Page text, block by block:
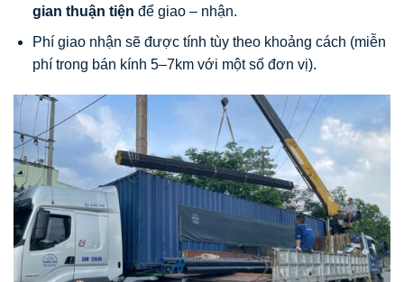
gian thuận tiện để giao – nhận.
Phí giao nhận sẽ được tính tùy theo khoảng cách (miễn
phí trong bán kính 5–7km với một số đơn vị).